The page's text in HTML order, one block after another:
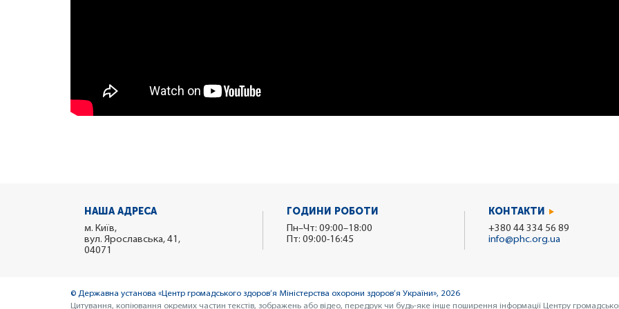
НАША АДРЕСА
м. Київ,
вул. Ярославська, 41,
04071
ГОДИНИ РОБОТИ
Пн–Чт: 09:00–18:00
Пт: 09:00-16:45
КОНТАКТИ
+380 44 334 56 89
info@phc.org.ua
© Державна установа «Центр громадського здоров’я Міністерства охорони здоров’я України», 2026
Цитування, копіювання окремих частин текстів, зображень або відео, передрук чи будь-яке інше поширення інформації Центру